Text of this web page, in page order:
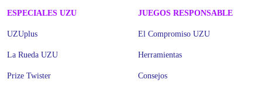
ESPECIALES UZU
UZUplus
La Rueda UZU
Prize Twister
JUEGOS RESPONSABLE
El Compromiso UZU
Herramientas
Consejos